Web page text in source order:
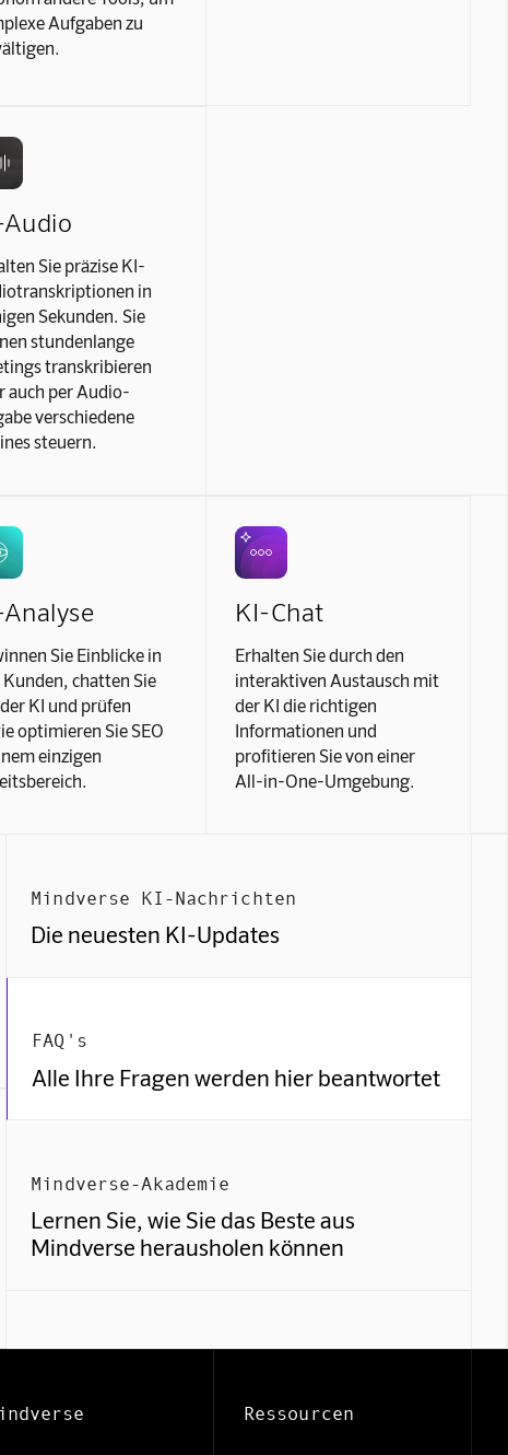
Mindverse Support
Online · KI-Assistent
Aufgaben zu
Sie präzise KI-
in
Sekunden. Sie
stundenlange
transkribieren
auch per Audio-
verschiedene
steuern.
Sie Einblicke in
Kunden, chatten Sie
KI und prüfen
optimieren Sie SEO
einzigen
KI-Chat
Erhalten Sie durch den
interaktiven Austausch mit
der KI die richtigen
Informationen und
profitieren Sie von einer
All-in-One-Umgebung.
Mindverse KI-Nachrichten
Die neuesten KI-Updates
FAQ's
Alle Ihre Fragen werden hier beantwortet
Mindverse-Akademie
Lernen Sie, wie Sie das Beste aus
Mindverse herausholen können
Ressourcen